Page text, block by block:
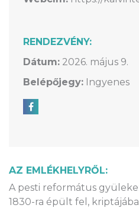
AZ EMLÉKHELYRŐL:
A pesti református
1830-ra épült fel,
RENDEZVÉNY:
Dátum: 2026. május 9.
Belépőjegy: Ingyenes
Megosztás Facebookon